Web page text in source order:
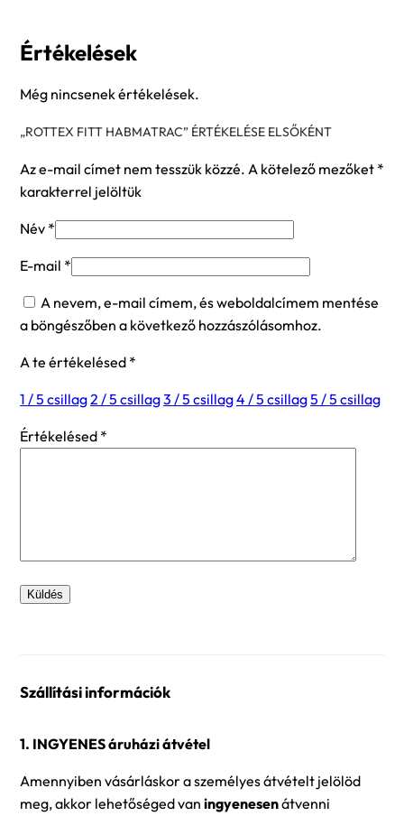
Értékelések
Még nincsenek értékelések.
„ROTTEX FITT HABMATRAC” ÉRTÉKELÉSE ELSŐKÉNT
Az e-mail címet nem tesszük közzé. A kötelező mezőket *
karakterrel jelöltük
Név *
E-mail *
A nevem, e-mail címem, és weboldalcímem mentése
a böngészőben a következő hozzászólásomhoz.
A te értékelésed *
1 / 5 csillag2 / 5 csillag3 / 5 csillag4 / 5 csillag5 / 5 csillag
Értékelésed *
Szállítási információk
1. INGYENES áruházi átvétel
Amennyiben vásárláskor a személyes átvételt jelölöd
meg, akkor lehetőséged van ingyenesenátvenni